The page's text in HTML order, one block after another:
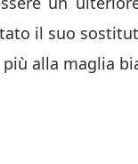
il suo
alla maglia